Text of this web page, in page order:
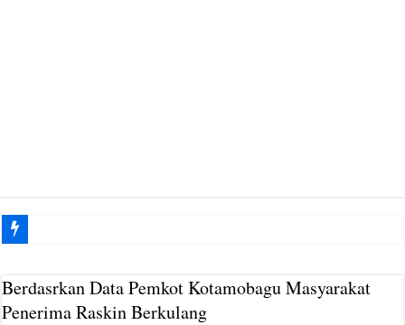
Berdasrkan Data Pemkot Kotamobagu Masyarakat
Penerima Raskin Berkulang